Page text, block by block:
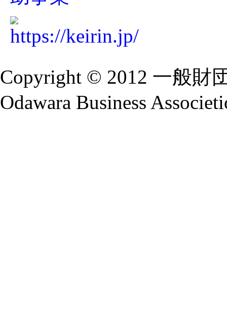
Copyright © 2012 一般財
Odawara Business